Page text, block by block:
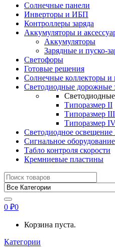
Солнечные панели
Инверторы и ИБП
Контроллеры заряда
Аккумуляторы и
Аккумуляторы
Зарядные и пуско-
Светофоры
Готовые решения
Солнечные коллекторы
Светодиодные дорожные
Типоразмер II
Типоразмер III
Типоразмер
Светодиодное
Сигнальное оборудование
Табло контроля скорости
Кремниевые пластины
Найти:
0 ₽0
Корзина пуста.
Категории